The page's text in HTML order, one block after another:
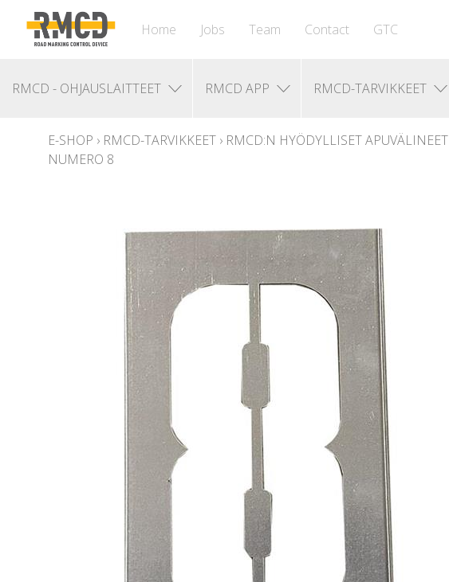
Home Jobs Team Contact GTC
RMCD - OHJAUSLAITTEET RMCD APP RMCD-TARVIKKEET
E-SHOP › RMCD-TARVIKKEET › RMCD:N HYÖDYLLISET APUVÄLINEET
NUMERO 8